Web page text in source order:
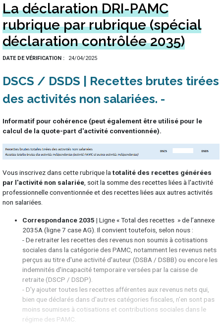
La déclaration DRI-PAMC
rubrique par rubrique (spécial
déclaration contrôlée 2035)
DATE DE VÉRIFICATION 24/04/2025
DSCS / DSDS | Recettes brutes tirées
des activités non salariées
Informatif pour cohérence (peut également être utilisé pour le
calcul de la quote-part d'activité conventionnée).
Vous inscrivez dans cette rubrique la totalité des recettes générées
par l'activité non salariée , soit la somme des recettes liées à l'activité
professionnelle conventionnée et des recettes liées aux autres activités
non salariées.
Correspondance 2035 | Ligne « Total des recettes » de l’annexe
2035A (ligne 7 case AG). Il convient toutefois, selon nous :
- De retraiter les recettes des revenus non soumis à cotisations
sociales dans la catégorie des PAMC, notamment les revenus nets
perçus au titre d'une activité d'auteur (DSBA / DSBB) ou encore les
indemnités d'incapacité temporaire versées par la caisse de
retraite (DSCP / DSDP).
- D'y ajouter toutes les recettes afférentes aux revenus nets qui,
bien que déclarés dans d'autres catégories fiscales, n'en sont pas
moins soumises à cotisations et contributions sociales dans le
régime des PAMC.